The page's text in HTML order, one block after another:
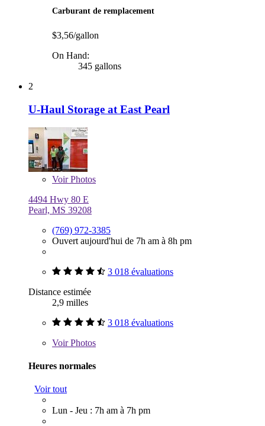
Carburant de remplacement
$3,56/gallon
On Hand:
345 gallons
2
U-Haul Storage at East Pearl
VoirPhotos
4494 Hwy 80 E
Pearl, MS 39208
(769) 972-3385
Ouvert aujourd'hui de 7h am à 8h pm
3 018 évaluations
Distance estimée
2,9 milles
3 018 évaluations
VoirPhotos
Heures normales
Voir tout
Lun - Jeu : 7h am à 7h pm